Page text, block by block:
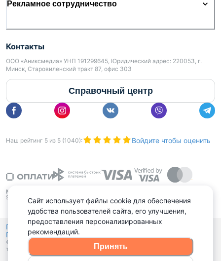
Рекламное сотрудничество
Контакты
ООО «Аниксмедиа» УНП 191299645, Юридический адрес: 220053, г.
Минск, Старовиленский тракт 87, офис 303
Справочный центр
Наш рейтинг 5 из 5 (1040): Войдите чтобы оценить
Политика конфиденциальности,
Политика обработки файлов куки
© 2015 - 2026, Domovita.by. Копирование материалов допускается
только при наличии активной ссылки.
Сайт использует файлы cookie для обеспечения
удобства пользователей сайта, его улучшения,
предоставления персонализированных
рекомендаций.
Принять